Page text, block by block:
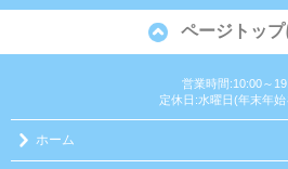
ページトップ
営業時間:10:00～
定休日:水曜日(年末年始
ホーム